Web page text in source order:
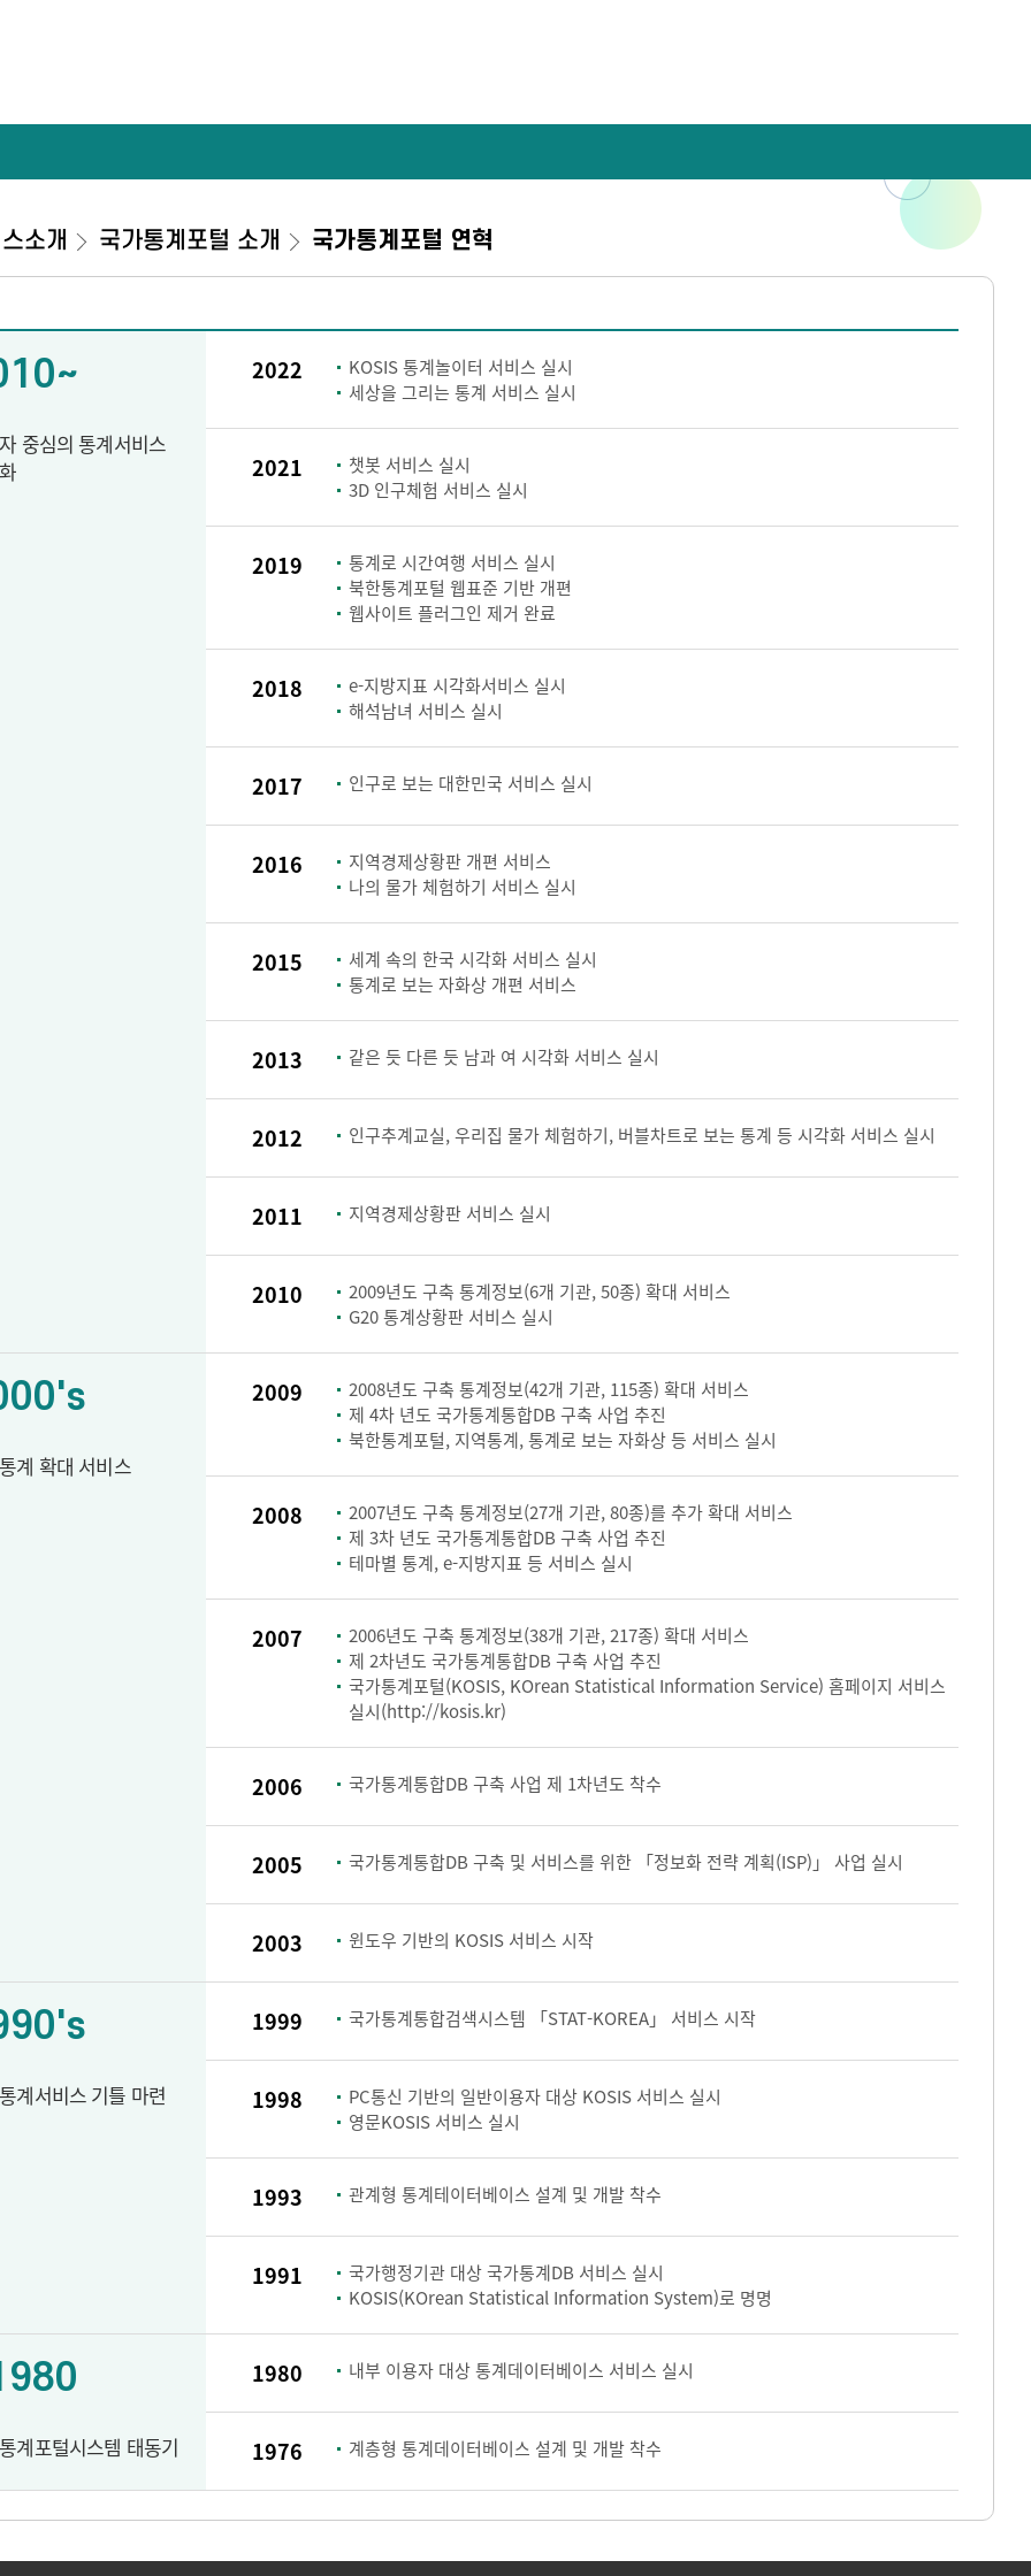
소개 국가통계포털 소개 국가통계포털 연혁
중심의 통계서비스
2022
KOSIS 통계놀이터 서비스 실시
세상을 그리는 통계 서비스 실시
2021
챗봇 서비스 실시
3D 인구체험 서비스 실시
2019
통계로 시간여행 서비스 실시
북한통계포털 웹표준 기반 개편
웹사이트 플러그인 제거 완료
2018
e-지방지표 시각화서비스 실시
해석남녀 서비스 실시
2017 인구로 보는 대한민국 서비스 실시
2016
지역경제상황판 개편 서비스
나의 물가 체험하기 서비스 실시
2015
세계 속의 한국 시각화 서비스 실시
통계로 보는 자화상 개편 서비스
2013 같은 듯 다른 듯 남과 여 시각화 서비스 실시
2012 인구추계교실, 우리집 물가 체험하기, 버블차트로 보는 통계 등 시각화 서비스 실시
2011 지역경제상황판 서비스 실시
2010
2009년도 구축 통계정보(6개 기관, 50종) 확대 서비스
G20 통계상황판 서비스 실시
계 확대 서비스
2009
2008년도 구축 통계정보(42개 기관, 115종) 확대 서비스
제 4차 년도 국가통계통합DB 구축 사업 추진
북한통계포털, 지역통계, 통계로 보는 자화상 등 서비스 실시
2008
2007년도 구축 통계정보(27개 기관, 80종)를 추가 확대 서비스
제 3차 년도 국가통계통합DB 구축 사업 추진
테마별 통계, e-지방지표 등 서비스 실시
2007
2006년도 구축 통계정보(38개 기관, 217종) 확대 서비스
제 2차년도 국가통계통합DB 구축 사업 추진
국가통계포털(KOSIS, KOrean Statistical Information Service) 홈페이지 서비스
실시(http://kosis.kr)
2006 국가통계통합DB 구축 사업 제 1차년도 착수
2005 국가통계통합DB 구축 및 서비스를 위한 「정보화 전략 계획(ISP)」 사업 실시
2003 윈도우 기반의 KOSIS 서비스 시작
계서비스 기틀 마련
1999 국가통계통합검색시스템 「STAT-KOREA」 서비스 시작
1998
PC통신 기반의 일반이용자 대상 KOSIS 서비스 실시
영문KOSIS 서비스 실시
1993 관계형 통계테이터베이스 설계 및 개발 착수
1991
국가행정기관 대상 국가통계DB 서비스 실시
KOSIS(KOrean Statistical Information System)로 명명
계포털시스템 태동기
1980 내부 이용자 대상 통계데이터베이스 서비스 실시
1976 계층형 통계데이터베이스 설계 및 개발 착수